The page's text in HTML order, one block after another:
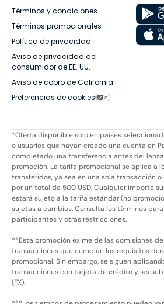
Términos y condiciones
Términos promocionales
Política de privacidad
Aviso de privacidad del
consumidor de EE. UU.
Aviso de cobro de California
Preferencias de cookies
*Oferta disponible solo en países
o usuarios que hayan creado una cuenta en
completado una transferencia antes del
promoción. La tarifa promocional se aplica a
transferidos, ya sea en una sola transacción
por un total de 500 USD. Cualquier importe
estará sujeto a la tarifa estándar (no
sujetas a cambios. Consulta los términos
participantes y otras restricciones.
**Esta promoción exime de las comisiones
transacciones que cumplan los requisitos
promocional. Sin embargo, se siguen
transacciones con tarjeta de crédito y las
(FX).